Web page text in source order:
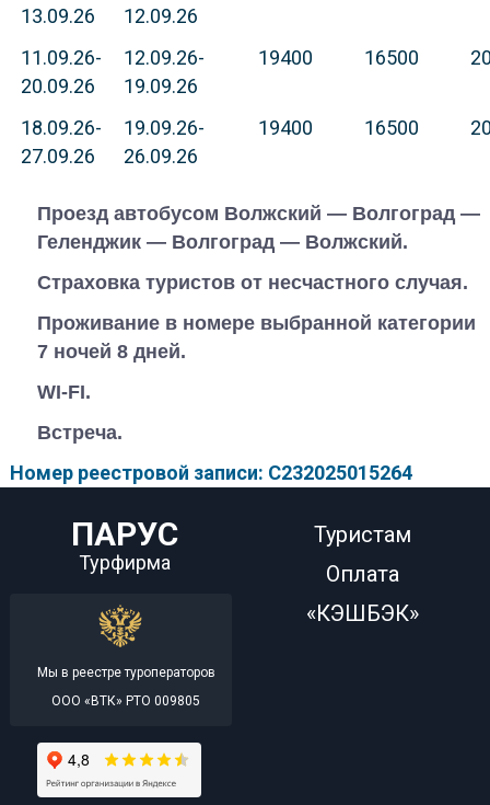
13.09.26
12.09.26
11.09.26-
20.09.26
12.09.26-
19.09.26
19400 16500
18.09.26-
27.09.26
19.09.26-
26.09.26
19400 16500
Проезд автобусом Волжский — Волгоград —
Геленджик — Волгоград — Волжский.
Страховка туристов от несчастного случая.
Проживание в номере выбранной категории
7 ночей 8 дней.
WI-FI.
Встреча.
Номер реестровой записи: С232025015264
ПАРУС
Турфирма
Мы в реестре туроператоров
ООО «ВТК» РТО 009805
Туристам
Оплата
«КЭШБЭК»